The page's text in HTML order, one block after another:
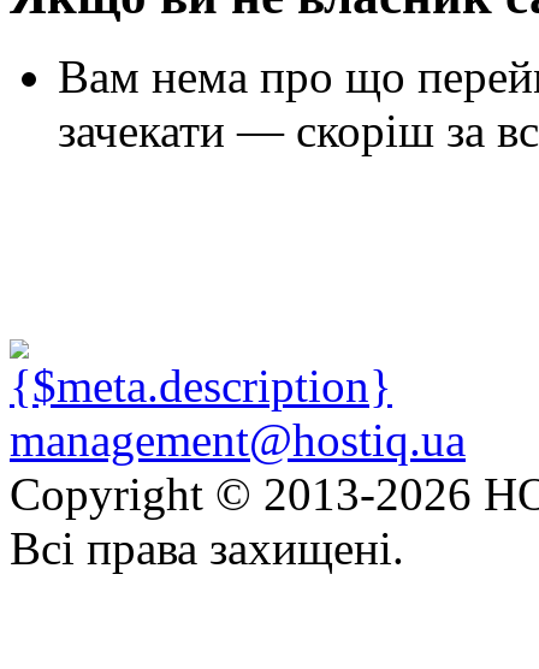
Вам нема про що
зачекати — скоріш за
management@hostiq.ua
Copyright © 2013-2026
Всі права захищені.